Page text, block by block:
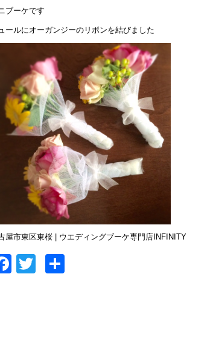
ブーケです
ールにオーガンジーのリボンを結びました
屋市東区東桜 | ウエディングブーケ専門店INFINITY
Facebook
Twitter